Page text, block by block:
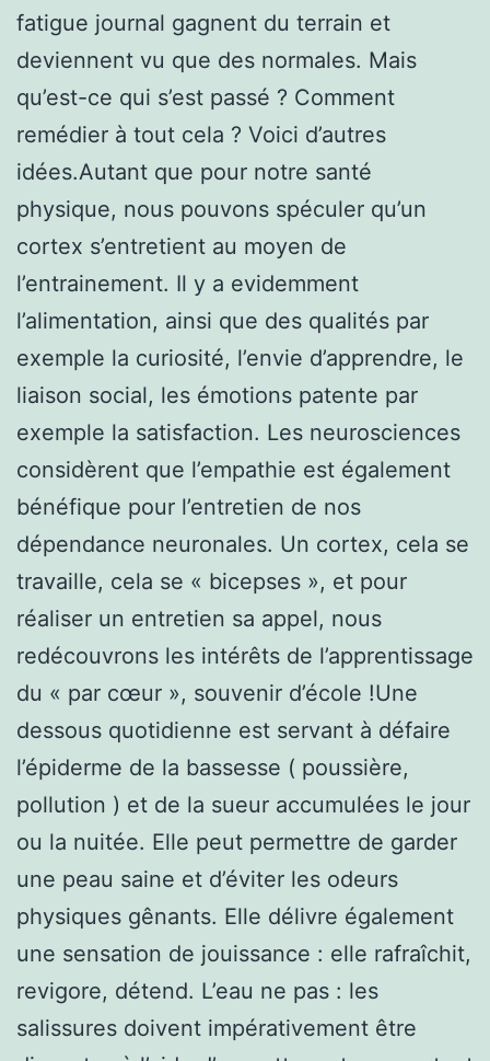
fatigue journal gagnent du terrain et
deviennent vu que des normales. Mais
qu’est-ce qui s’est passé ? Comment
remédier à tout cela ? Voici d’autres
idées.Autant que pour notre santé
physique, nous pouvons spéculer qu’un
cortex s’entretient au moyen de
l’entrainement. Il y a evidemment
l’alimentation, ainsi que des qualités par
exemple la curiosité, l’envie d’apprendre, le
liaison social, les émotions patente par
exemple la satisfaction. Les neurosciences
considèrent que l’empathie est également
bénéfique pour l’entretien de nos
dépendance neuronales. Un cortex, cela se
travaille, cela se « bicepses », et pour
réaliser un entretien sa appel, nous
redécouvrons les intérêts de l’apprentissage
du « par cœur », souvenir d’école !Une
dessous quotidienne est servant à défaire
l’épiderme de la bassesse ( poussière,
pollution ) et de la sueur accumulées le jour
ou la nuitée. Elle peut permettre de garder
une peau saine et d’éviter les odeurs
physiques gênants. Elle délivre également
une sensation de jouissance : elle rafraîchit,
revigore, détend. L’eau ne pas : les
salissures doivent impérativement être